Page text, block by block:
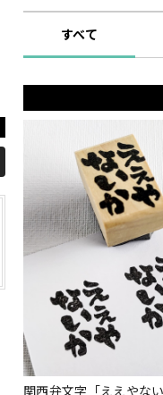
すべて
関西弁文字「ええやない